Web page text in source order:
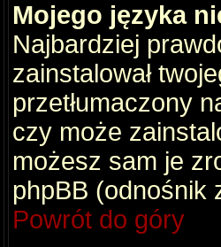
Mojego języka
Najbardziej
zainstalował
przetłumaczony
czy może
możesz sam je
phpBB (odnośnik
Powrót do góry